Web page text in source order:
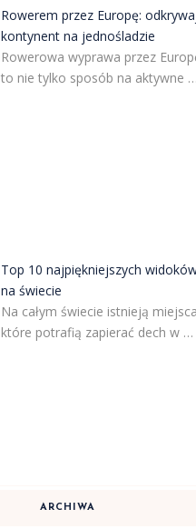
Rowerem przez Europę:
kontynent na jednośladzie
Rowerowa wyprawa przez
to nie tylko sposób na aktywne …
Top 10 najpiękniejszych
na świecie
Na całym świecie istnieją
które potrafią zapierać dech w …
ARCHIWA